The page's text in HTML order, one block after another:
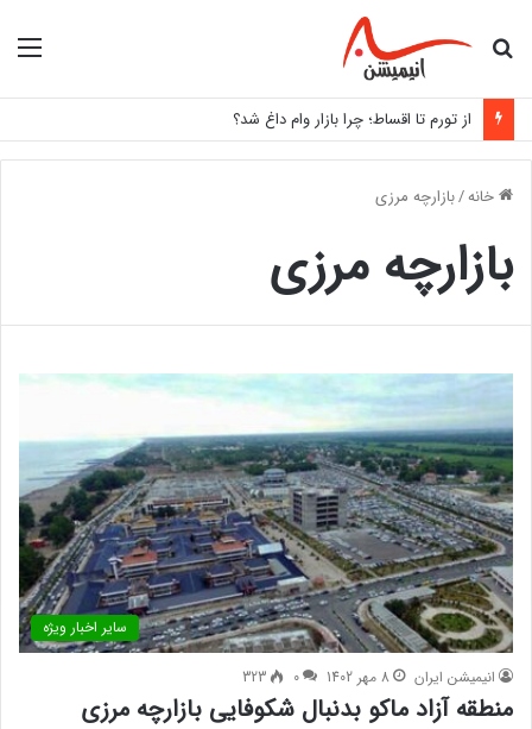
جستجو
از تورم تا اقساط؛ چرا بازار وام داغ شد؟
خانه/بازارچه مرزی
بازارچه مرزی
سایر اخبار ویژه
انیمیشن ایران 8 مهر 1402 0
323
منطقه آزاد ماکو بدنبال شکوفایی بازارچه مرزی